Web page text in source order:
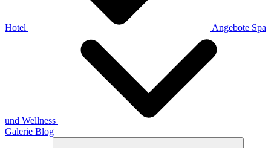
Hotel Angebote Spa
und Wellness
Galerie Blog